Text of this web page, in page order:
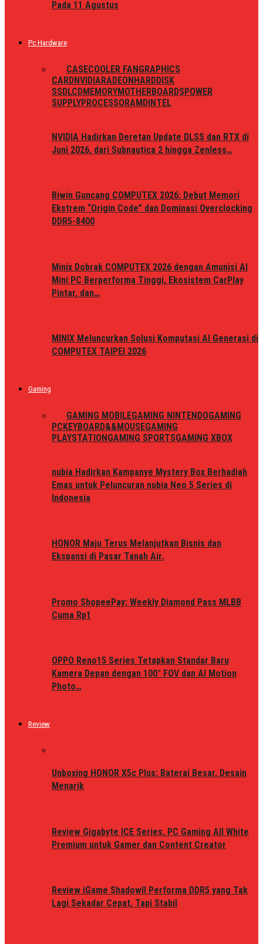
Pada 11 Agustus
Pc Hardware
CASECOOLER FAN GRAPHICS
CARDNVIDIARADEON HARDDISK
SSDLCDMEMORYMOTHERBOARDSPOWER
SUPPLYPROCESSORAMD INTEL
NVIDIA Hadirkan Deretan Update DLSS dan RTX di
Juni 2026, dari Subnautica 2 hingga Zenless…
Biwin Guncang COMPUTEX 2026: Debut Memori
Ekstrem “Origin Code” dan Dominasi Overclocking
DDR5-8400
Minix Dobrak COMPUTEX 2026 dengan Amunisi AI
Mini PC Berperforma Tinggi, Ekosistem CarPlay
Pintar, dan…
MINIX Meluncurkan Solusi Komputasi AI Generasi di
COMPUTEX TAIPEI 2026
Gaming
GAMING MOBILEGAMING NINTENDOGAMING
PCKEYBOARD&&MOUSEGAMING
PLAYSTATIONGAMING SPORTSGAMING XBOX
nubia Hadirkan Kampanye Mystery Box Berhadiah
Emas untuk Peluncuran nubia Neo 5 Series di
Indonesia
HONOR Maju Terus Melanjutkan Bisnis dan
Ekspansi di Pasar Tanah Air.
Promo ShopeePay: Weekly Diamond Pass MLBB
Cuma Rp1
OPPO Reno15 Series Tetapkan Standar Baru
Kamera Depan dengan 100° FOV dan AI Motion
Photo…
Review
Unboxing HONOR X5c Plus: Baterai Besar, Desain
Menarik
Review Gigabyte ICE Series, PC Gaming All White
Premium untuk Gamer dan Content Creator
Review iGame ShadowII Performa DDR5 yang Tak
Lagi Sekadar Cepat, Tapi Stabil